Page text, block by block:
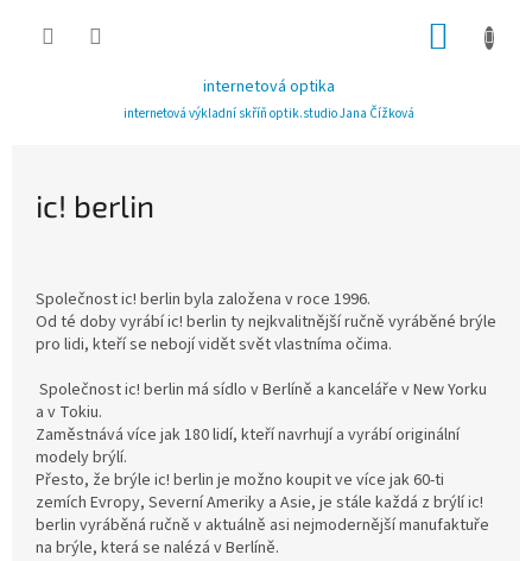
internetová optika
internetová výkladní skříň optik.studio Jana Čížková
ic! berlin
Společnost ic! berlin byla založena v roce 1996.
Od té doby vyrábí ic! berlin ty nejkvalitnější ručně vyráběné brýle
pro lidi, kteří se nebojí vidět svět vlastníma očima.
Společnost ic! berlin má sídlo v Berlíně a kanceláře v New Yorku
a v Tokiu.
Zaměstnává více jak 180 lidí, kteří navrhují a vyrábí originální
modely brýlí.
Přesto, že brýle ic! berlin je možno koupit ve více jak 60-ti
zemích Evropy, Severní Ameriky a Asie, je stále každá z brýlí ic!
berlin vyráběná ručně v aktuálně asi nejmodernější manufaktuře
na brýle, která se nalézá v Berlíně.